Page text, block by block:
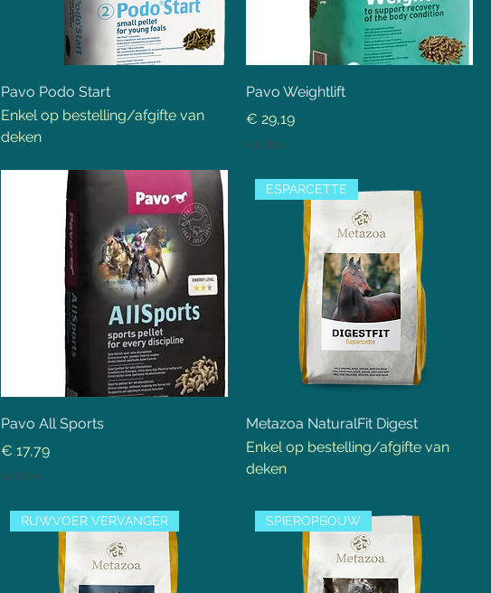
Pavo Podo Start
Enkel op bestelling/afgifte van
deken
Pavo Weightlift
Prijs
€ 29,19
incl.Btw
Pavo All Sports
Prijs
€ 17,79
incl.Btw
ESPARCETTE
Metazoa NaturalFit Digest
Enkel op bestelling/afgifte van
deken
RUWVOER VERVANGER SPIEROPBOUW